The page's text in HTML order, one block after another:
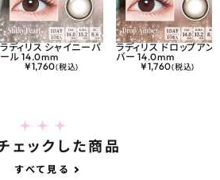
ラディリス シャイニーパ
ール 14.0mm
¥1,760(税込)
ラディリス ドロップアン
バー 14.0mm
¥1,760(税込)
ェックした商品
すべて見る